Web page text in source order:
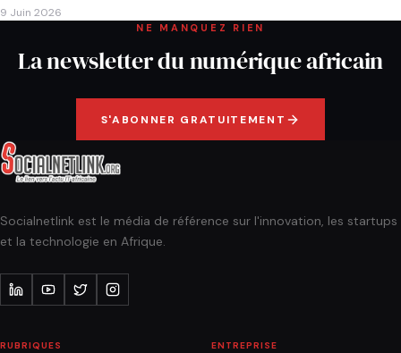
9 Juin 2026
NE MANQUEZ RIEN
La newsletter du numérique africain
S'ABONNER GRATUITEMENT
Socialnetlink est le média de référence sur l'innovation, les startups
et la technologie en Afrique.
RUBRIQUES ENTREPRISE